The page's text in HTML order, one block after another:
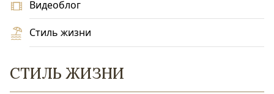
Видеоблог
Стиль жизни
СТИЛЬ ЖИЗНИ